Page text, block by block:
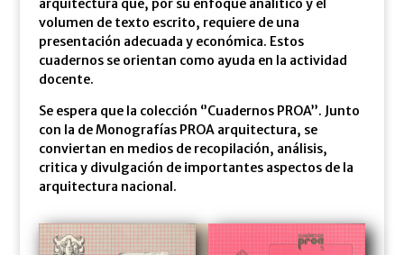
arquitectura que, por su enfoque analítico y el
volumen de texto escrito, requiere de una
presentación adecuada y económica. Estos
cuadernos se orientan como ayuda en la actividad
docente.
Se espera que la colección ‘’Cuadernos PROA’’. Junto
con la de Monografías PROA arquitectura, se
conviertan en medios de recopilación, análisis,
critica y divulgación de importantes aspectos de la
arquitectura nacional.